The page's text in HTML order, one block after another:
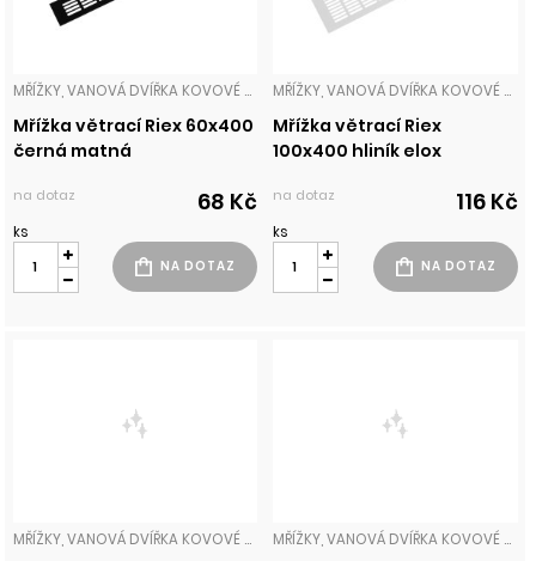
MŘÍŽKY, VANOVÁ DVÍŘKA KOVOVÉ MŘÍŽKY
Mřížka větrací Riex 60x400
černá matná
na dotaz 68 Kč
ks
MŘÍŽKY, VANOVÁ DVÍŘKA KOVOVÉ MŘÍŽKY
Mřížka větrací Riex
100x400 hliník elox
na dotaz 116 Kč
ks
MŘÍŽKY, VANOVÁ DVÍŘKA KOVOVÉ MŘÍŽKY MŘÍŽKY, VANOVÁ DVÍŘKA KOVOVÉ MŘÍŽKY